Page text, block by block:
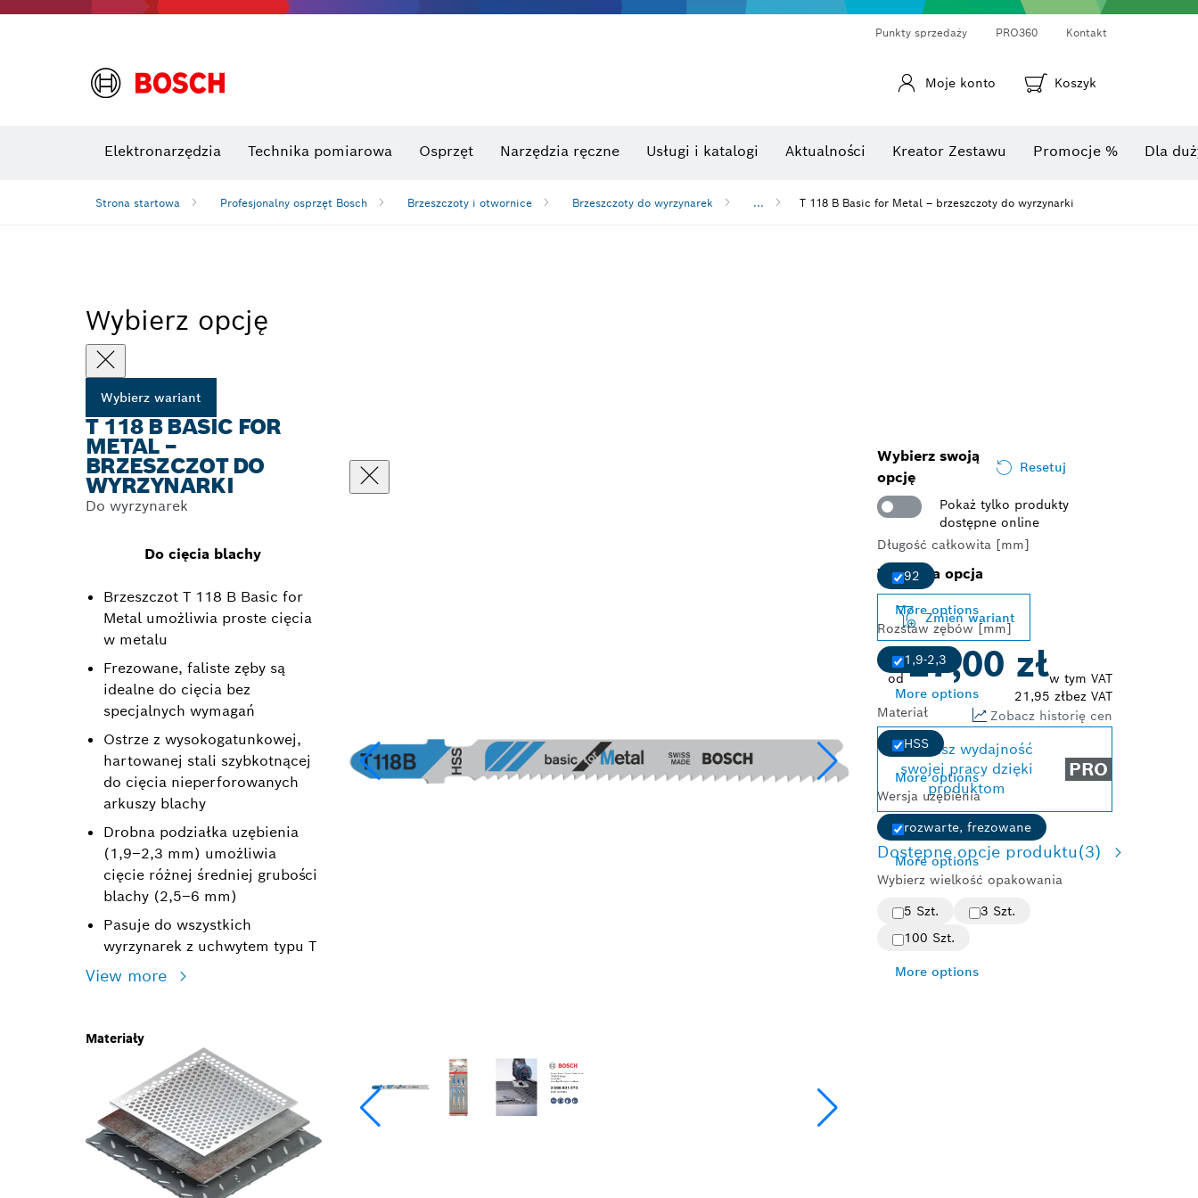
Punkty sprzedaży PRO360 Kontakt
Moje konto Koszyk
Elektronarzędzia Technika pomiarowa Osprzęt Narzędzia ręczne Usługi i katalogi Aktualności Kreator Zestawu Promocje % Dla
Strona startowa Profesjonalny osprzęt Bosch Brzeszczoty i otwornice Brzeszczoty do wyrzynarek ... T 118 B Basic for Metal – brzeszczoty do wyrzynarki
Wybierz opcję
Wybierz wariant
T 118 B BASIC FOR
METAL –
BRZESZCZOT DO
WYRZYNARKI
Do wyrzynarek
Do cięcia blachy
Brzeszczot T 118 B Basic for
Metal umożliwia proste cięcia
w metalu
Frezowane, faliste zęby są
idealne do cięcia bez
specjalnych wymagań
Ostrze z wysokogatunkowej,
hartowanej stali szybkotnącej
do cięcia nieperforowanych
arkuszy blachy
Drobna podziałka uzębienia
(1,9–2,3 mm) umożliwia
cięcie różnej średniej grubości
blachy (2,5–6 mm)
Pasuje do wszystkich
wyrzynarek z uchwytem typu T
View more
Materiały
Wybierz swoją
opcję
Resetuj
Pokaż tylko produkty
dostępne online
Długość całkowita [mm]
92
More options
Rozstaw zębów [mm]
1,9-2,3
More options
Materiał
HSS
More options
Wersja uzębienia
rozwarte, frezowane
More options
Wybierz wielkość opakowania
5 Szt.
3 Szt.
100 Szt.
More options
Wybrana opcja
Zmień wariant
od27,00 złw tym VAT
21,95 złbez VAT
Zobacz historię cen
Zwiększ wydajność
swojej pracy dzięki
produktom
PRO
Dostępne opcje produktu(3)